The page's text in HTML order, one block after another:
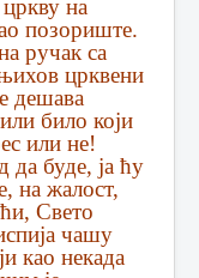
на
позориште.
ручак са
црквени
дешава
било који
или не!
буде, ја ћу
на жалост,
Свето
чашу
као некада